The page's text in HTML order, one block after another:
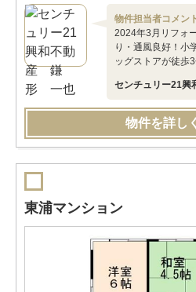
物件担当者コメン
2024年3月リフォ
り・通風良好！小
ッグストアが徒歩
センチュリー21
物件を詳し
東浦マンション